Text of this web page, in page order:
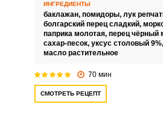
вкусная
стола.
ИНГРЕДИЕНТЫ
баклажан, помидоры, лук
болгарский перец сладкий,
паприка молотая, перец чёрный
сахар-песок, уксус столовый 9%,
масло растительное
70 мин
СМОТРЕТЬ РЕЦЕПТ